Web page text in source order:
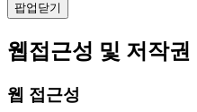
팝업닫기
웹접근성 및 저작권
웹 접근성